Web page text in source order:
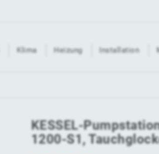
Klima Heizung Installation
KESSEL-
1200-S1,